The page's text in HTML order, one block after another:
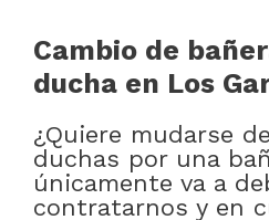
Cambio de
ducha en Los
¿Quiere mudarse
duchas por una
únicamente va a
contratarnos y en